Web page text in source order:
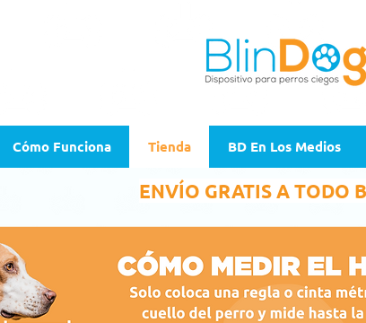
Cómo Funciona Tienda BD En Los Medios
ENVÍO GRATIS A TODO